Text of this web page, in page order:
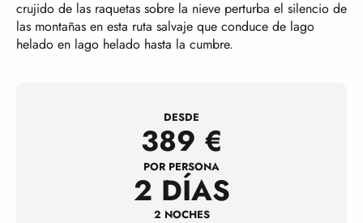
crujido de las raquetas sobre la nieve perturba el silencio de
las montañas en esta ruta salvaje que conduce de lago
helado en lago helado hasta la cumbre.
DESDE
389 €
POR PERSONA
2 DÍAS
2 NOCHES